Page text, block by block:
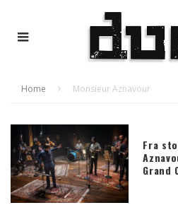
Home Monsieur Aznavour
Fra
Grand